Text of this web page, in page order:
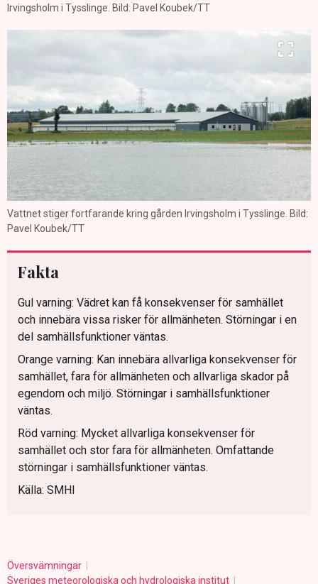
Irvingsholm i Tysslinge. Bild: Pavel Koubek/TT
Vattnet stiger fortfarande kring gården Irvingsholm i Tysslinge. Bild:
Pavel Koubek/TT
Fakta
Gul varning: Vädret kan få konsekvenser för samhället
och innebära vissa risker för allmänheten. Störningar i en
del samhällsfunktioner väntas.
Orange varning: Kan innebära allvarliga konsekvenser för
samhället, fara för allmänheten och allvarliga skador på
egendom och miljö. Störningar i samhällsfunktioner
väntas.
Röd varning: Mycket allvarliga konsekvenser för
samhället och stor fara för allmänheten. Omfattande
störningar i samhällsfunktioner väntas.
Källa: SMHI
Översvämningar
Sveriges meteorologiska och hydrologiska institut